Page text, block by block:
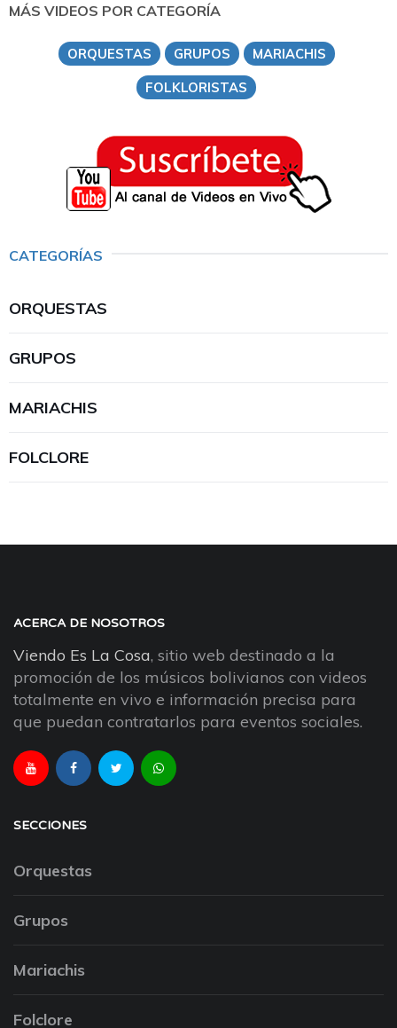
MÁS VIDEOS POR CATEGORÍA
ORQUESTAS GRUPOS
MARIACHIS
FOLKLORISTAS
CATEGORÍAS
ORQUESTAS
GRUPOS
MARIACHIS
FOLCLORE
ACERCA DE NOSOTROS
Viendo Es La Cosa, sitio web destinado a la
promoción de los músicos bolivianos con videos
totalmente en vivo e información precisa para
que puedan contratarlos para eventos sociales.
SECCIONES
Orquestas
Grupos
Mariachis
Folclore